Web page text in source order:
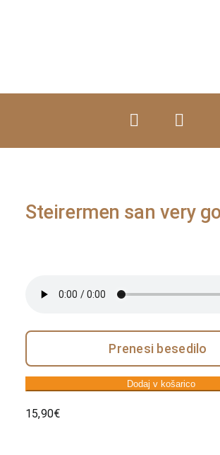
Steirermen san very
Prenesi besedilo
Dodaj v košarico
15,90€